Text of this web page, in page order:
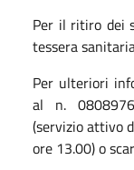
Per il ritiro dei
tessera
Per ulteriori
al n.
(servizio attivo
ore 13.00) o